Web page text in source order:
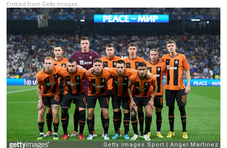
Рейтинг країн УЄФА
Рейтинг клубів УЄФА
Рейтинг ФІФА
Телепрограма
Embed from Getty Images